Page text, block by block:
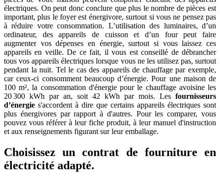
électriques. On peut donc conclure que plus le nombre de pièces est
important, plus le foyer est énergivore, surtout si vous ne pensez pas
à réduire votre consommation. L’utilisation des luminaires, d’un
ordinateur, des appareils de cuisson et d’un four peut faire
augmenter vos dépenses en énergie, surtout si vous laissez ces
appareils en veille. De ce fait, il vous est conseillé de débrancher
tous vos appareils électriques lorsque vous ne les utilisez pas, surtout
pendant la nuit. Tel le cas des appareils de chauffage par exemple,
car ceux-ci consomment beaucoup d’énergie. Pour une maison de
100 m², la consommation d'énergie pour le chauffage avoisine les
20 300 kWh par an, soit 42 kWh par mois. Les fournisseurs
d’énergie s'accordent à dire que certains appareils électriques sont
plus énergivores par rapport à d'autres. Pour les comparer, vous
pouvez vous référer à leur fiche produit, à leur manuel d'instruction
et aux renseignements figurant sur leur emballage.
Choisissez un contrat de fourniture en
électricité adapté.